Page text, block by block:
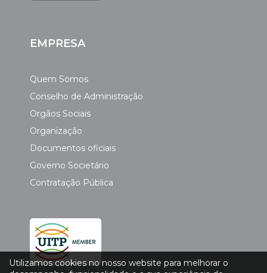
EMPRESA
Quem Somos
Conselho de Administração
Orgãos Sociais
Organização
Documentos oficiais
Governo Societário
Contratação Pública
Utilizamos cookies no nosso website para melhorar o